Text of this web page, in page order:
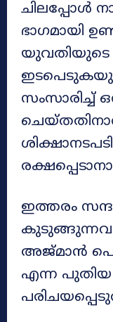
ചിലപ്പോൾ
ഭാഗമായി
യുവതിയുടെ
ഇടപെടുകയും
സംസാരിച്ച്
ഇത്തരം
അജ്മാൻ
എന്ന പുതിയ